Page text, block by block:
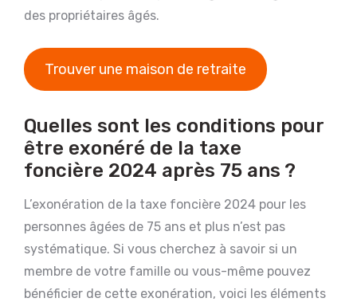
des propriétaires âgés.
Trouver une maison de retraite
Quelles sont les conditions pour
être exonéré de la taxe
foncière 2024 après 75 ans ?
L’exonération de la taxe foncière 2024 pour les
personnes âgées de 75 ans et plus n’est pas
systématique. Si vous cherchez à savoir si un
membre de votre famille ou vous-même pouvez
bénéficier de cette exonération, voici les éléments